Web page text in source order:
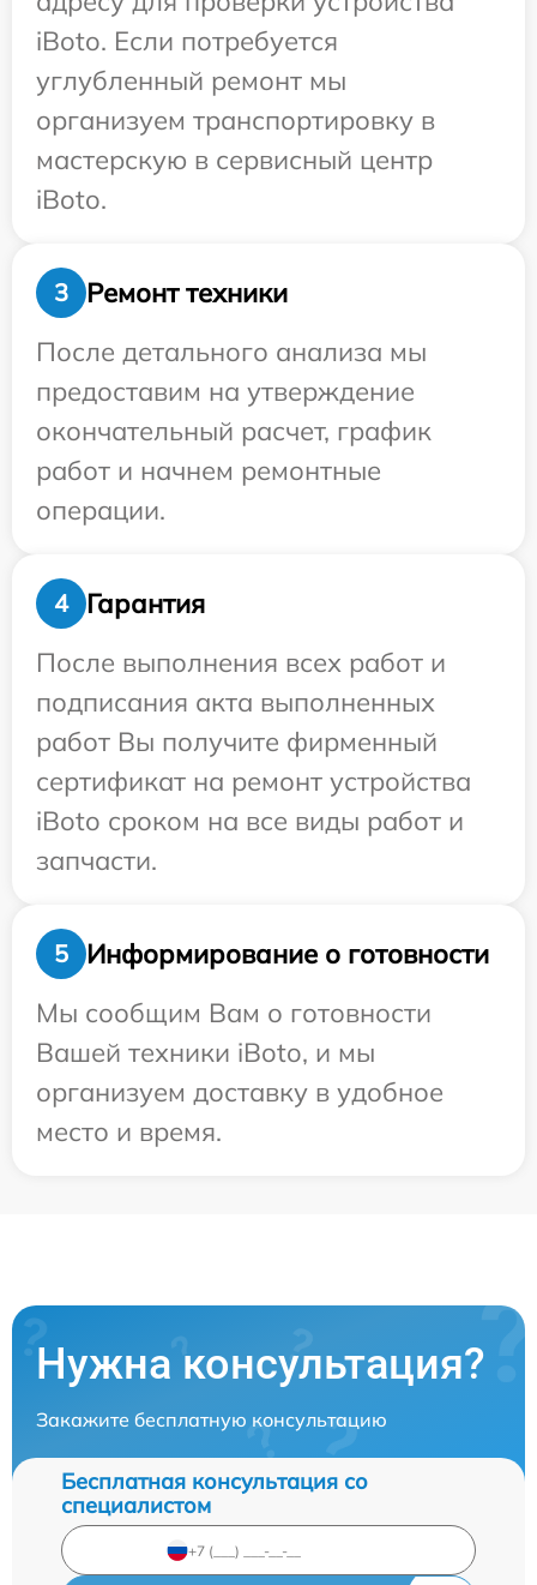
iBoto. Если потребуется
углубленный ремонт мы
организуем транспортировку в
мастерскую в сервисный центр
iBoto.
3
Ремонт техники
После детального анализа мы
предоставим на утверждение
окончательный расчет, график
работ и начнем ремонтные
операции.
4
Гарантия
После выполнения всех работ и
подписания акта выполненных
работ Вы получите фирменный
сертификат на ремонт устройства
iBoto сроком на все виды работ и
запчасти.
5
Информирование о готовности
Мы сообщим Вам о готовности
Вашей техники iBoto, и мы
организуем доставку в удобное
место и время.
Нужна консультация?
Закажите бесплатную консультацию
Бесплатная консультация со
специалистом